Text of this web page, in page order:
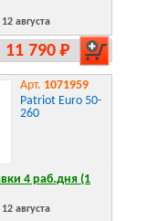
черный
12 августа
11 790 Р
Арт. 1071959
Patriot Euro 50-
260
4 раб.дня (1
12 августа